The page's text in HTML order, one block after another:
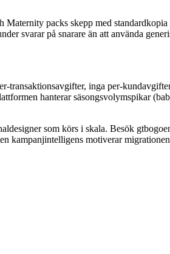
packs skepp med
svarar på snarare än att använda
inga per-
hanterar säsongsvolymspikar
som körs i skala. Besök
motiverar